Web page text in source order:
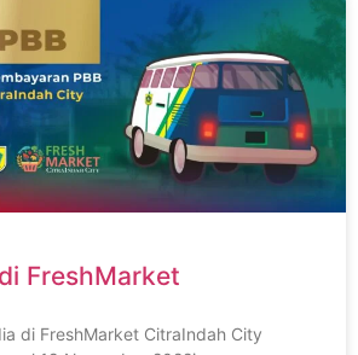
FreshMarket
di FreshMarket CitraIndah City